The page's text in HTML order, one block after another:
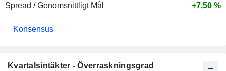
Spread / Genomsnittligt Mål
+7,50 %
Konsensus
Kvartalsintäkter - Överraskningsgrad